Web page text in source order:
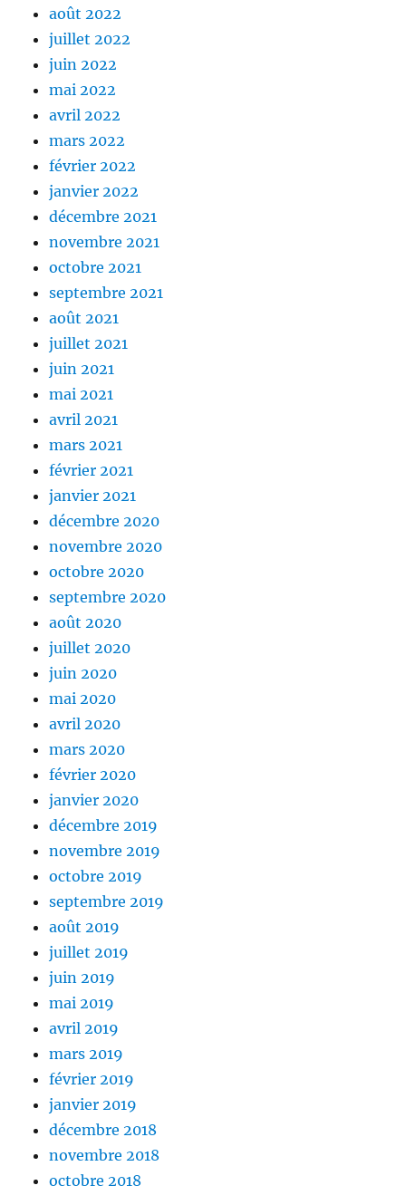
août 2022
juillet 2022
juin 2022
mai 2022
avril 2022
mars 2022
février 2022
janvier 2022
décembre 2021
novembre 2021
octobre 2021
septembre 2021
août 2021
juillet 2021
juin 2021
mai 2021
avril 2021
mars 2021
février 2021
janvier 2021
décembre 2020
novembre 2020
octobre 2020
septembre 2020
août 2020
juillet 2020
juin 2020
mai 2020
avril 2020
mars 2020
février 2020
janvier 2020
décembre 2019
novembre 2019
octobre 2019
septembre 2019
août 2019
juillet 2019
juin 2019
mai 2019
avril 2019
mars 2019
février 2019
janvier 2019
décembre 2018
novembre 2018
octobre 2018